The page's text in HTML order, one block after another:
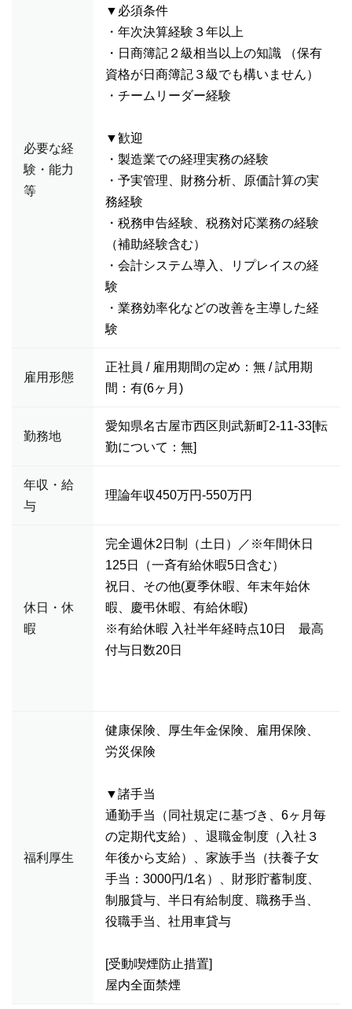
必要な経
験・能力
等
▼必須条件
・年次決算経験３年以上
・日商簿記２級相当以上の知識 （保有
資格が日商簿記３級でも構いません）
・チームリーダー経験
▼歓迎
・製造業での経理実務の経験
・予実管理、財務分析、原価計算の実
務経験
・税務申告経験、税務対応業務の経験
（補助経験含む）
・会計システム導入、リプレイスの経
験
・業務効率化などの改善を主導した経
験
雇用形態
正社員 / 雇用期間の定め：無 / 試用期
間：有(6ヶ月)
勤務地
愛知県名古屋市西区則武新町2-11-33[転
勤について：無]
年収・給
与
理論年収450万円-550万円
休日・休
暇
完全週休2日制（土日）／※年間休日
125日（一斉有給休暇5日含む）
祝日、その他(夏季休暇、年末年始休
暇、慶弔休暇、有給休暇)
※有給休暇 入社半年経時点10日 最高
付与日数20日
福利厚生
健康保険、厚生年金保険、雇用保険、
労災保険
▼諸手当
通勤手当（同社規定に基づき、6ヶ月毎
の定期代支給）、退職金制度（入社３
年後から支給）、家族手当（扶養子女
手当：3000円/1名）、財形貯蓄制度、
制服貸与、半日有給制度、職務手当、
役職手当、社用車貸与
[受動喫煙防止措置]
屋内全面禁煙